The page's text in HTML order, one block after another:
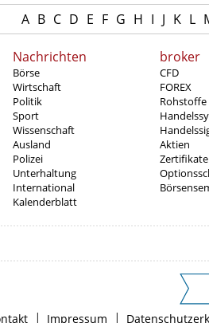
A B C D E F G H I J K L
Nachrichten
Börse
Wirtschaft
Politik
Sport
Wissenschaft
Ausland
Polizei
Unterhaltung
International
Kalenderblatt
broker
CFD
FOREX
Rohstoffe
Aktien
| Impressum |